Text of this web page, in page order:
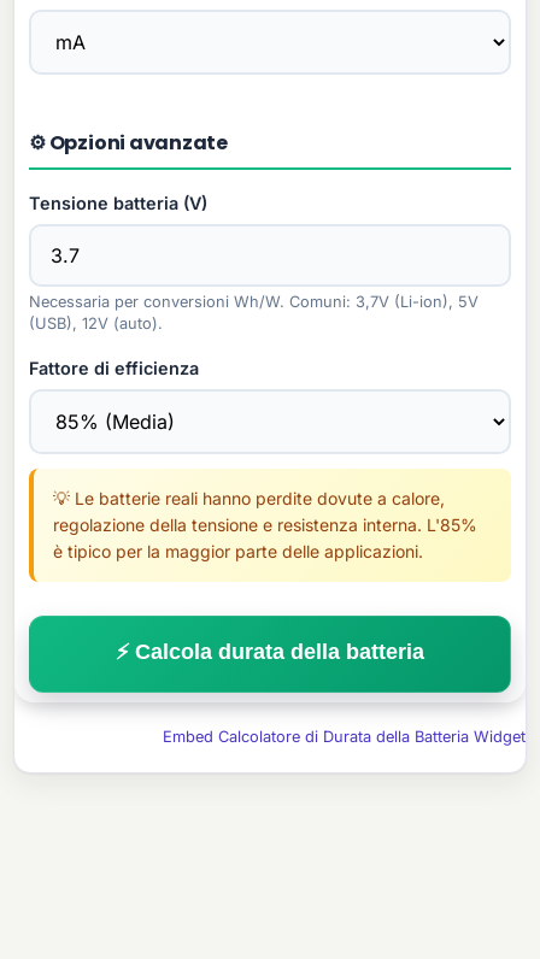
⚙️ Opzioni avanzate
Tensione batteria (V)
Necessaria per conversioni Wh/W. Comuni: 3,7V (Li-ion), 5V
(USB), 12V (auto).
Fattore di efficienza
💡 Le batterie reali hanno perdite dovute a calore,
regolazione della tensione e resistenza interna. L'85%
è tipico per la maggior parte delle applicazioni.
⚡ Calcola durata della batteria
Embed Calcolatore di Durata della Batteria Widget